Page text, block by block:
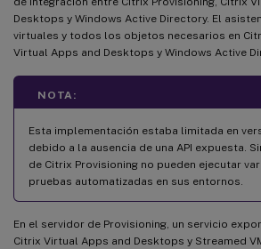
Desktops y Windows Active Directory. El
virtuales y todos los objetos necesarios en
Virtual Apps and Desktops y Windows Active
NOTA:
Esta implementación estaba limitada en
debido a la ausencia de una API expuesta.
de Citrix Provisioning no pueden ejecutar
pruebas automatizadas en sus entornos.
En el servidor de Provisioning, un servicio
Citrix Virtual Apps and Desktops y Streamed